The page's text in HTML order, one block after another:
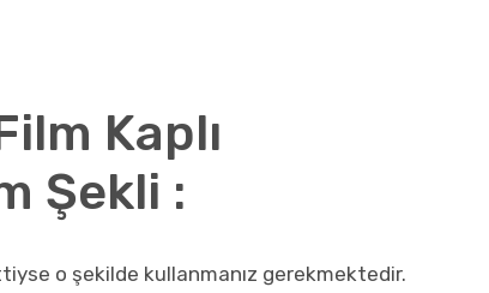
Kaplı
Şekli :
o şekilde kullanmanız gerekmektedir.